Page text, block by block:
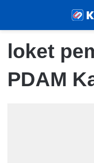
loket
PDAM